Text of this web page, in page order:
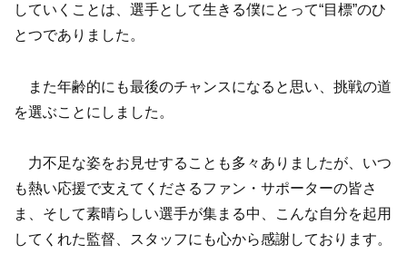
していくことは、選手として生きる僕にとって“目標”のひ
とつでありました。
また年齢的にも最後のチャンスになると思い、挑戦の道
を選ぶことにしました。
力不足な姿をお見せすることも多々ありましたが、いつ
も熱い応援で支えてくださるファン・サポーターの皆さ
ま、そして素晴らしい選手が集まる中、こんな自分を起用
してくれた監督、スタッフにも心から感謝しております。